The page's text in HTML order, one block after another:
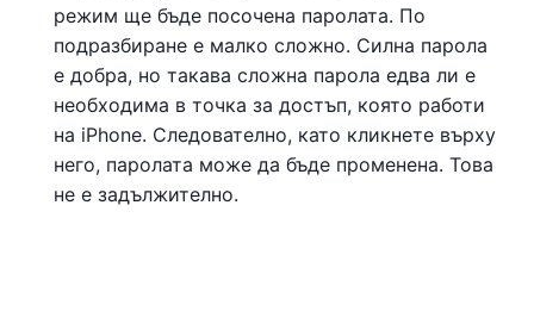
режим ще бъде посочена паролата. По
подразбиране е малко сложно. Силна парола
е добра, но такава сложна парола едва ли е
необходима в точка за достъп, която работи
на iPhone. Следователно, като кликнете върху
него, паролата може да бъде променена. Това
не е задължително.